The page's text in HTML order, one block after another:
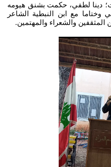
دينا لطفي، حكمت بشنق هيومه
مع ابن النبطية الشاعر
والشعراء والمهتمين.